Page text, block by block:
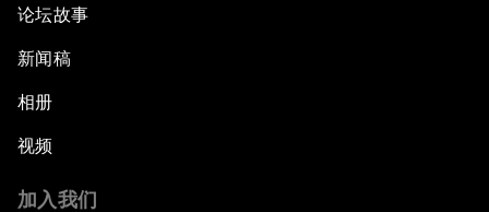
论坛故事
新闻稿
相册
视频
加入我们